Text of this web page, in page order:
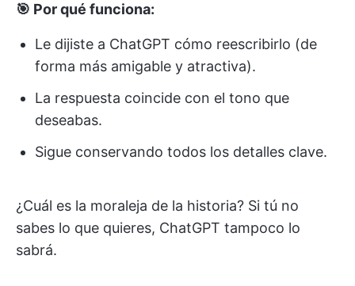
🎯 Por qué funciona:
Le dijiste a ChatGPT cómo reescribirlo (de
forma más amigable y atractiva).
La respuesta coincide con el tono que
deseabas.
Sigue conservando todos los detalles clave.
¿Cuál es la moraleja de la historia? Si tú no
sabes lo que quieres, ChatGPT tampoco lo
sabrá.